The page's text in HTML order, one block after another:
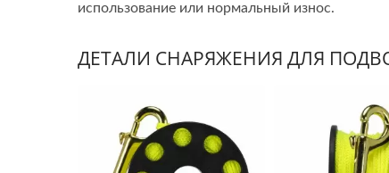
использование или нормальный износ.
ДЕТАЛИ СНАРЯЖЕНИЯ ДЛЯ